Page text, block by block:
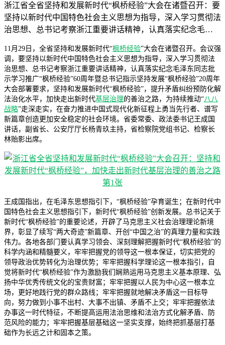
浙江省全省坚持和发展新时代“枫桥经验”大会在诸暨召开：要
坚持以新时代中国特色社会主义思想为指导，深入学习贯彻法
治思想、总书记考察浙江重要讲话精神，认真落实纪念毛…
11月29日，全省坚持和发展新时代“枫桥经验”大会在诸暨召开。会议强
调，要坚持以新时代中国特色社会主义思想为指导，深入学习贯彻法
治思想、总书记考察浙江重要讲话精神，认真落实纪念毛泽东同志批
示学习推广“枫桥经验”60周年暨总书记指示坚持发展“枫桥经验”20周年
大会部署要求，坚持和发展新时代“枫桥经验”，提升矛盾纠纷预防化解
法治化水平，加快走出新时代基层治理的善治之路，为持续推动“八八
战略”走深走实，在奋力推进中国式现代化新征程上勇当先行者、谱写
新篇章创造更加安全稳定的社会环境。省委常委、政法委书记王成国
讲话，副省长、公安厅厅长杨青玖主持，省检察院党组书记、检察长
林贻影出席。
王成国指出，在毛泽东思想指引下，“枫桥经验”孕育诞生；在新时代中
国特色社会主义思想指引下，新时代“枫桥经验”创新发展。总书记关于
新时代“枫桥经验”的重要论述，开辟了马克思主义社会治理理论新境
界，彰显了续写“两大奇迹”新篇章、开创“中国之治”的真理力量和实践
伟力。各地各部门要认真学习领会、深刻理解把握新时代“枫桥经验”的
科学内涵和精髓要义，牢牢把握党的领导这一根本保证，切实把党的
领导政治优势转化为治理优势；牢牢把握科学理论这一根本指引，自
觉将新时代“枫桥经验”作为激励我们娴熟运用马克思主义基本原理、弘
扬中华优秀传统文化的宝贵财富；牢牢把握以人民为中心这一根本立
场，更好地践行党的群众路线；牢牢把握就地解决矛盾这一目标导
向，努力做到小事不出村、大事不出镇、矛盾不上交；牢牢把握依法
办事这一时代特征，不断提高运用法治思维和法治方式化解矛盾、防
范风险的能力；牢牢把握基层基础这一坚实支撑，始终把抓基层打基
础作为长远之计和固本之策。